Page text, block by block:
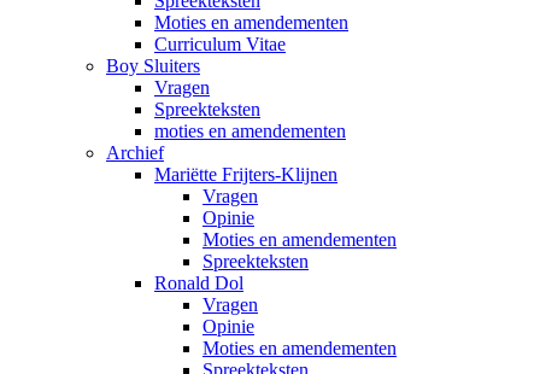
Moties en amendementen
Curriculum Vitae
Boy Sluiters
Vragen
Spreekteksten
moties en amendementen
Archief
Mariëtte Frijters-Klijnen
Vragen
Opinie
Moties en amendementen
Spreekteksten
Ronald Dol
Vragen
Opinie
Moties en amendementen
Spreekteksten